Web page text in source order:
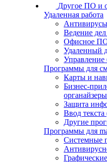
Другое ПО и
Удаленная работа
Антивирусы
Ведение дел
Офисное
Удаленный
Управление
Программы для
Карты и
Бизнес-
органайзеры
Защита
Ввод текста
Другие
Программы для
Системные